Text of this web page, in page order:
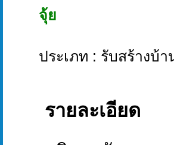
จุ้ย
ประเภท : รับสร้างบ้า
รายละเอียด